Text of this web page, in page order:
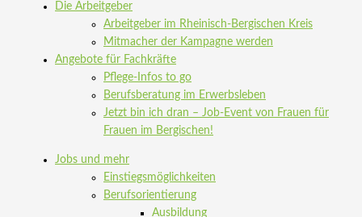
Die Arbeitgeber
Arbeitgeber im Rheinisch-Bergischen Kreis
Mitmacher der Kampagne werden
Angebote für Fachkräfte
Pflege-Infos to go
Berufsberatung im Erwerbsleben
Jetzt bin ich dran – Job-Event von Frauen für
Frauen im Bergischen!
Jobs und mehr
Einstiegsmöglichkeiten
Berufsorientierung
Ausbildung